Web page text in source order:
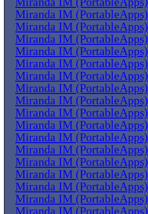
Miranda IM (PortableApps)
Miranda IM (PortableApps)
Miranda IM (PortableApps)
Miranda IM (PortableApps)
Miranda IM (PortableApps)
Miranda IM (PortableApps)
Miranda IM (PortableApps)
Miranda IM (PortableApps)
Miranda IM (PortableApps)
Miranda IM (PortableApps)
Miranda IM (PortableApps)
Miranda IM (PortableApps)
Miranda IM (PortableApps)
Miranda IM (PortableApps)
Miranda IM (PortableApps)
Miranda IM (PortableApps)
Miranda IM (PortableApps)